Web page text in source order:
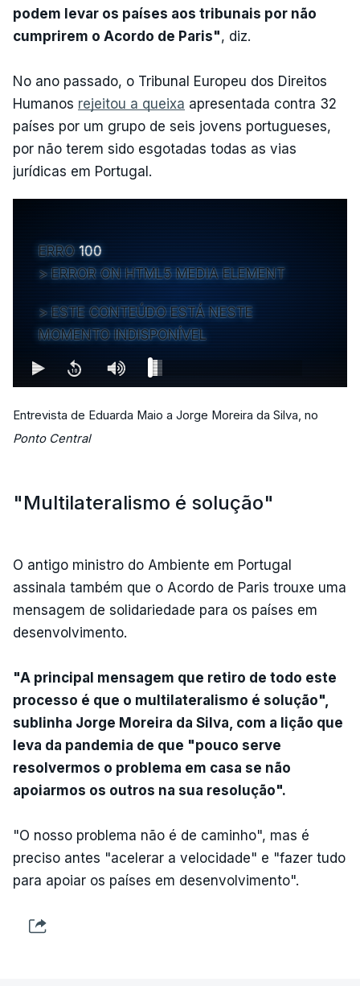
podem levar os países aos tribunais por não
cumprirem o Acordo de Paris", diz.
No ano passado, o Tribunal Europeu dos Direitos
Humanos rejeitou a queixa apresentada contra 32
países por um grupo de seis jovens portugueses,
por não terem sido esgotadas todas as vias
jurídicas em Portugal.
ERRO 100
ERROR ON HTML5 MEDIA ELEMENT
ESTE CONTEÚDO ESTÁ NESTE
MOMENTO INDISPONÍVEL
Entrevista de Eduarda Maio a Jorge Moreira da Silva, no
Ponto Central
"Multilateralismo é solução"
O antigo ministro do Ambiente em Portugal
assinala também que o Acordo de Paris trouxe uma
mensagem de solidariedade para os países em
desenvolvimento.
"A principal mensagem que retiro de todo este
processo é que o multilateralismo é solução",
sublinha Jorge Moreira da Silva, com a lição que
leva da pandemia de que "pouco serve
resolvermos o problema em casa se não
apoiarmos os outros na sua resolução".
"O nosso problema não é de caminho", mas é
preciso antes "acelerar a velocidade" e "fazer tudo
para apoiar os países em desenvolvimento".